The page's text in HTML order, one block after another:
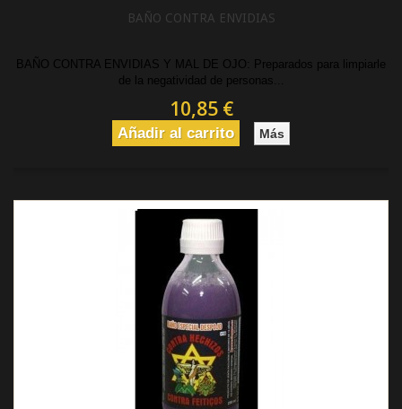
BAÑO CONTRA ENVIDIAS
BAÑO CONTRA ENVIDIAS Y MAL DE OJO: Preparados para limpiarle
de la negatividad de personas...
10,85 €
Añadir al carrito Más